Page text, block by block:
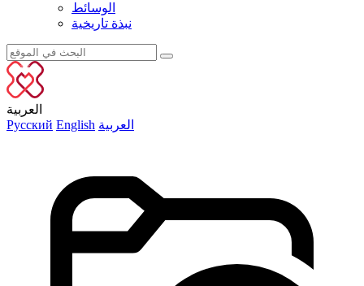
الوسائط
نبذة تاريخية
العربية
Русский English العربية